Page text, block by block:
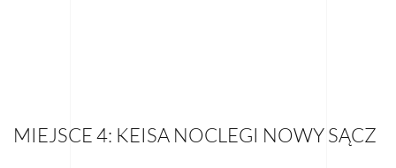
MIEJSCE 4: KEISA NOCLEGI NOWY SĄCZ